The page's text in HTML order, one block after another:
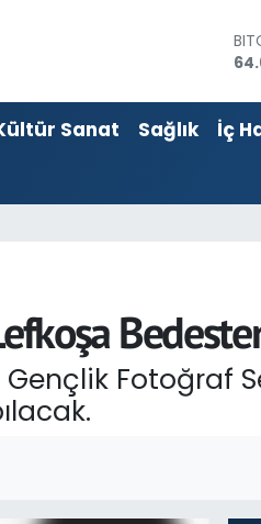
Sanat Sağlık İç
Fotoğraf